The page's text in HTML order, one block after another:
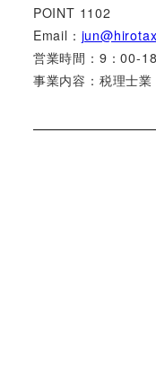
POINT 1102
Email：
営業時間：9：00-
事業内容：税理士業